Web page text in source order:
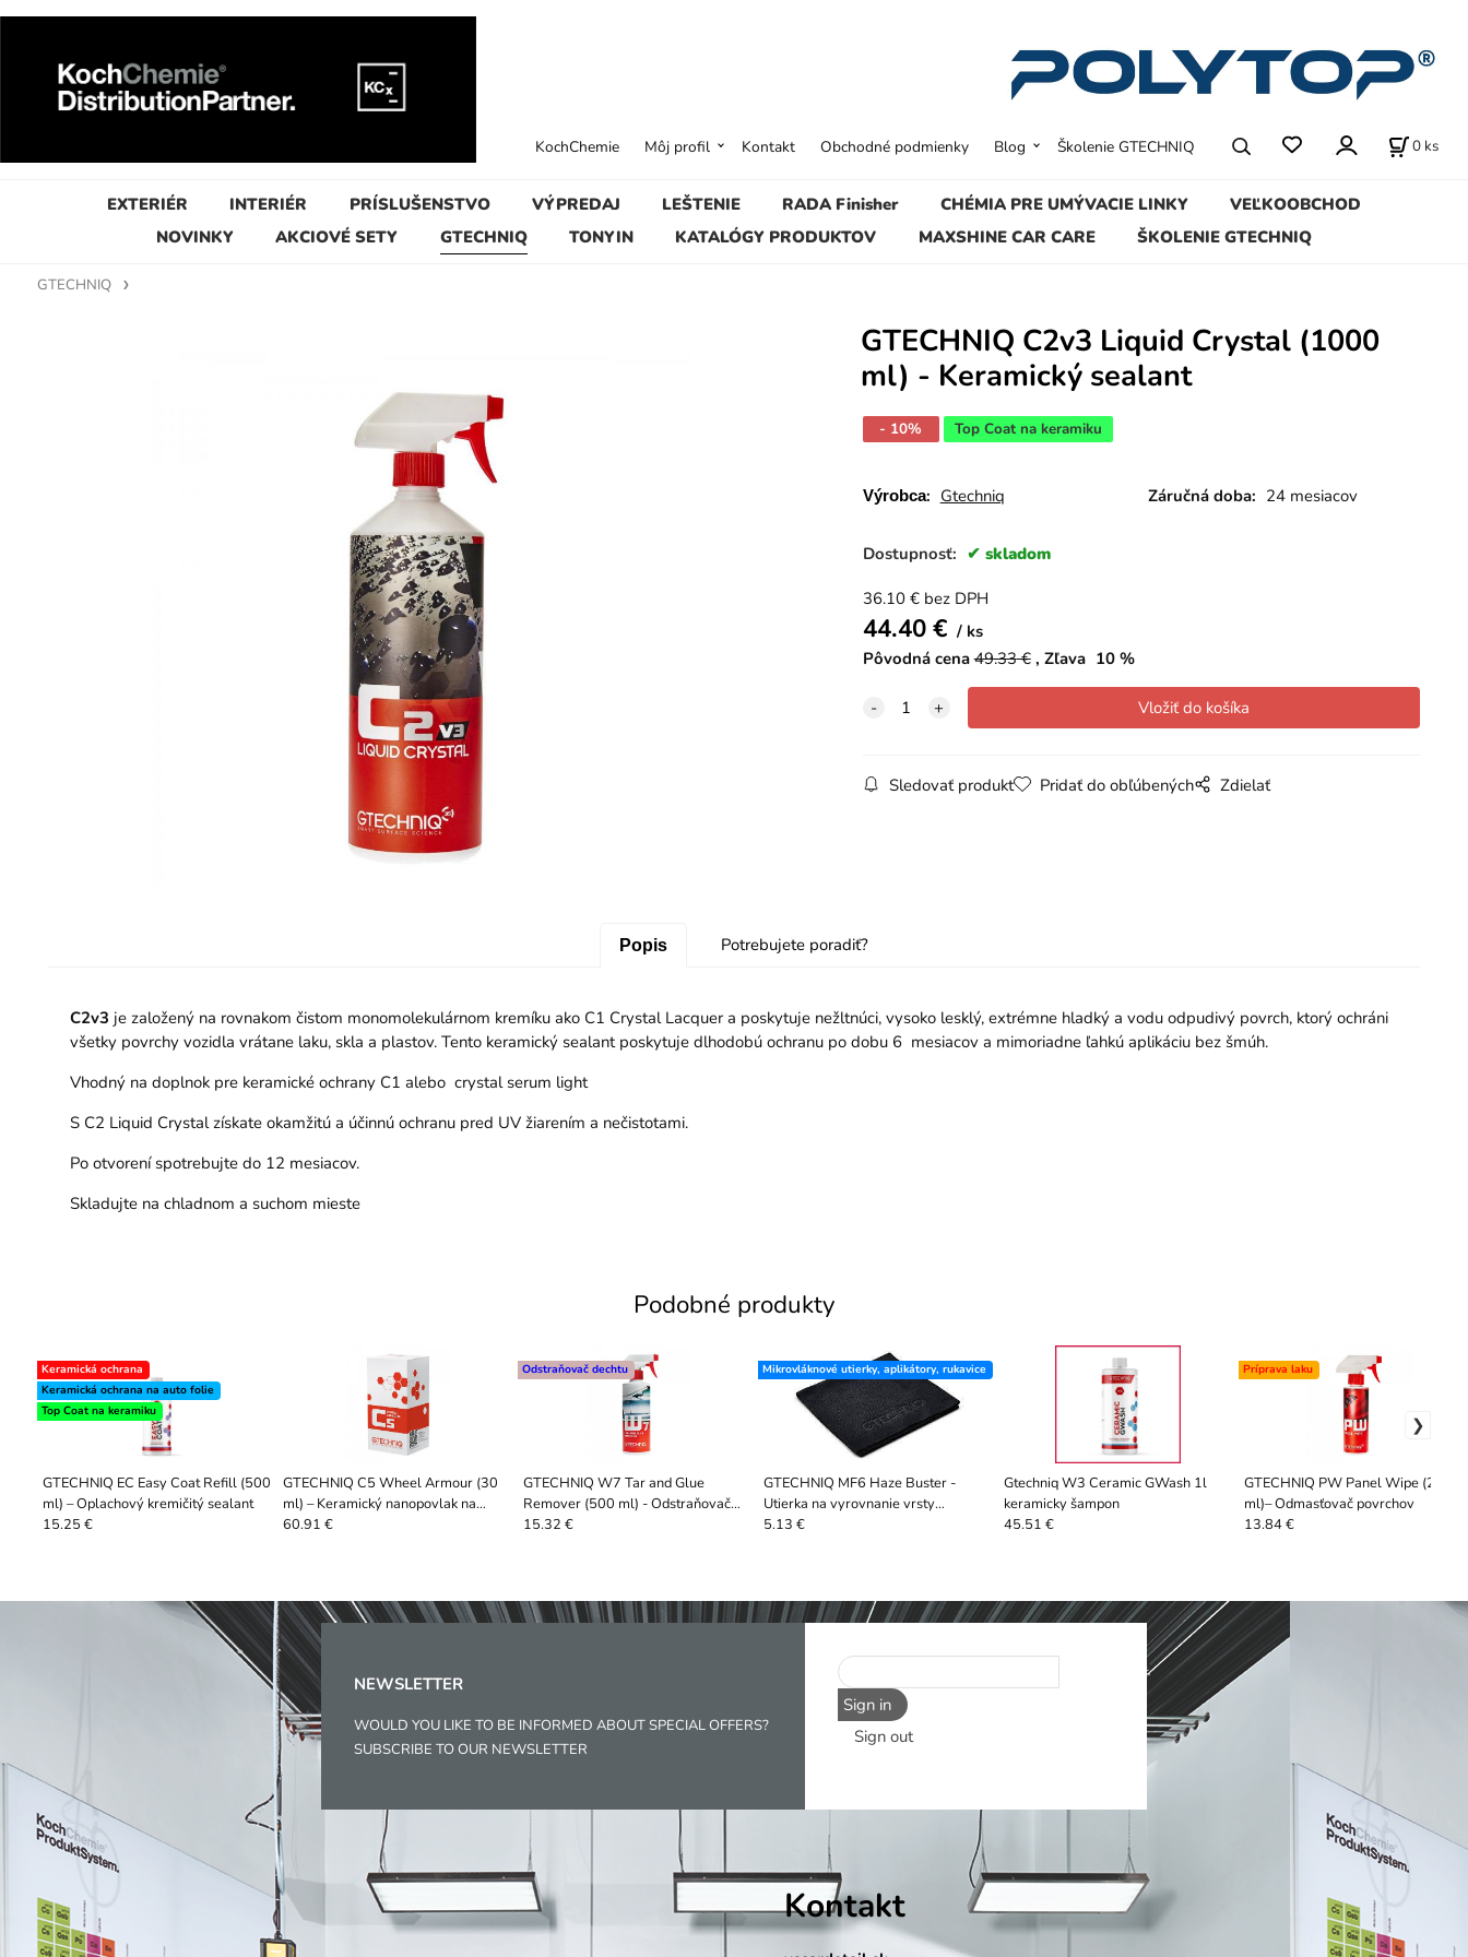
EXTERIÉR INTERIÉR PRÍSLUŠENSTVO VÝPREDAJ LEŠTENIE RADA Finisher CHÉMIA PRE UMÝVACIE LINKY
VEĽKOOBCHOD
NOVINKY
AKCIOVÉ SETY GTECHNIQ TONYIN KATALÓGY PRODUKTOV MAXSHINE CAR CARE ŠKOLENIE GTECHNIQ
KochChemie Môj profil Kontakt Obchodné podmienky Blog Školenie GTECHNIQ 0 ks
GTECHNIQ
GTECHNIQ C2v3 Liquid Crystal (1000
ml) - Keramický sealant
- 10% Top Coat na keramiku
Výrobca: Gtechniq Záručná doba: 24 mesiacov
Dostupnosť: skladom
36.10€ bez DPH
44.40€
ks
Pôvodná cena 49.33€ Zľava 10%
Sledovať produkt Pridať do obľúbených Zdielať
Popis Potrebujete poradiť?
C2v3 je založený na rovnakom čistom monomolekulárnom kremíku ako C1 Crystal Lacquer a poskytuje nežltnúci, vysoko lesklý, extrémne hladký a vodu odpudivý povrch, ktorý ochráni
všetky povrchy vozidla vrátane laku, skla a plastov. Tento keramický sealant poskytuje dlhodobú ochranu po dobu 6 mesiacov a mimoriadne ľahkú aplikáciu bez šmúh.
Vhodný na doplnok pre keramické ochrany C1 alebo crystal serum light
S C2 Liquid Crystal získate okamžitú a účinnú ochranu pred UV žiarením a nečistotami.
Po otvorení spotrebujte do 12 mesiacov.
Skladujte na chladnom a suchom mieste
Podobné produkty
GTECHNIQ EC Easy Coat Refill (500
ml) – Oplachový kremičitý sealant
Keramická ochrana
Keramická ochrana na auto folie
Top Coat na keramiku
15.25 €
GTECHNIQ C5 Wheel Armour (30
ml) – Keramický nanopovlak na
kolesá a brzdy
60.91 €
GTECHNIQ W7 Tar and Glue
Remover (500 ml) - Odstraňovač
dechtu, miazgy a lepidla
Odstraňovač dechtu
15.32 €
GTECHNIQ MF6 Haze Buster -
Utierka na vyrovnanie vrsty
keramiky
Mikrovláknové utierky, aplikátory, rukavice
5.13 €
Gtechniq W3 Ceramic GWash 1l
keramicky šampon
45.51 €
GTECHNIQ PW Panel Wipe (250
ml)– Odmasťovač povrchov
Príprava laku
13.84 €
NEWSLETTER
WOULD YOU LIKE TO BE INFORMED ABOUT SPECIAL OFFERS?
SUBSCRIBE TO OUR NEWSLETTER
Sign in
Sign out
Kontakt